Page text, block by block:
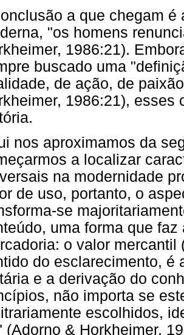
a que chegam
"os homens
1986:21).
buscado uma
de ação, de
1986:21), esses
nos aproximamos da
a localizar
na modernidade
de uso, portanto, o
se
uma forma que
o valor mercantil
do esclarecimento, é
e a derivação do
não importa se
escolhidos,
(Adorno & Horkheimer,